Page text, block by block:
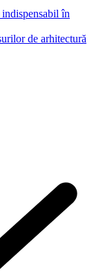
în
de arhitectură